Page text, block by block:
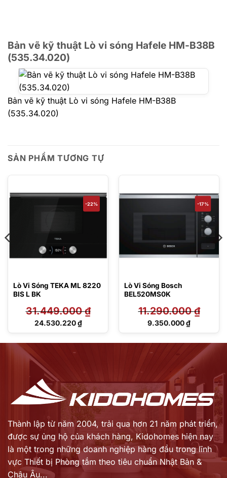
Bản vẽ kỹ thuật Lò vi sóng Hafele HM-B38B
(535.34.020)
Bản vẽ kỹ thuật Lò vi sóng Hafele HM-B38B
(535.34.020)
SẢN PHẨM TƯƠNG TỰ
-22%
Lò Vi Sóng TEKA ML 8220
BIS L BK
31.449.000₫
Giá
24.530.220₫
Giá
-17%
Lò Vi Sóng Bosch
BEL520MS0K
11.290.000₫
Giá
11.290.000 ₫.
9.350.000₫
Giá
9.350.000 ₫.
Thành lập từ năm 2004, trải qua hơn 21 năm phát triển,
được sự ủng hộ của khách hàng, Kidohomes hiện nay
là một trong những doanh nghiệp hàng đầu trong lĩnh
vực Thiết bị Phòng tắm theo tiêu chuẩn Nhật Bản &
Châu Âu...